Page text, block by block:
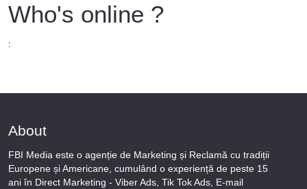
Who's online ?
:
About
FBI Media este o agenție de Marketing și Reclamă cu tradiții
Europene și Americane, cumulând o experiență de peste 15
ani în Direct Marketing - Viber Ads, Tik Tok Ads, E-mail